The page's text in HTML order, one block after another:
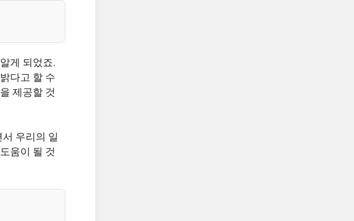
게 되었죠.
다고 할 수
제공할 것
우리의 일
움이 될 것